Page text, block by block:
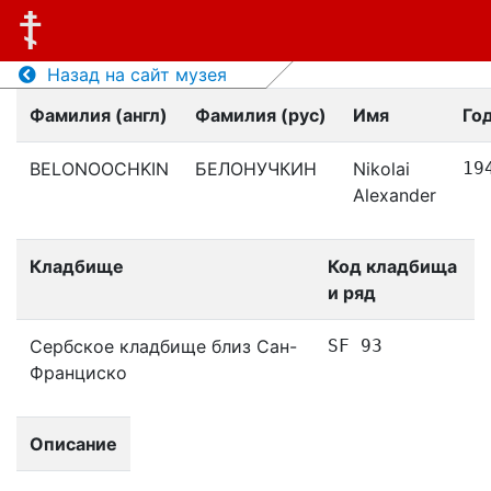
Назад на сайт музея
Фамилия (англ)
Фамилия (рус) Имя
BELONOOCHKIN БЕЛОНУЧКИН
Nikolai
Alexander
Кладбище
Код кладбища
и ряд
Сербское кладбище близ Сан-
Франциско
SF 93
Описание